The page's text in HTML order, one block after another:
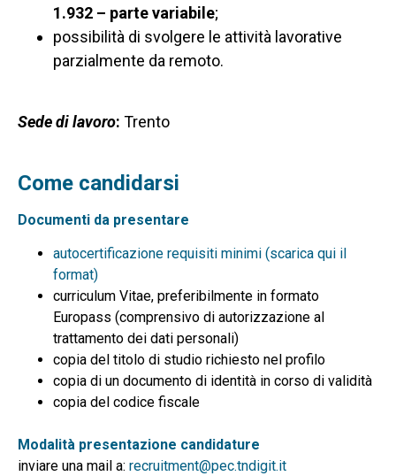
1.932 – parte variabile;
possibilità di svolgere le attività lavorative
parzialmente da remoto.
Sede di lavoro: Trento
Come candidarsi
Documenti da presentare
autocertificazione requisiti minimi (scarica qui il
format)
curriculum Vitae, preferibilmente in formato
Europass (comprensivo di autorizzazione al
trattamento dei dati personali)
copia del titolo di studio richiesto nel profilo
copia di un documento di identità in corso di validità
copia del codice fiscale
Modalità presentazione candidature
inviare una mail a: recruitment@pec.tndigit.it